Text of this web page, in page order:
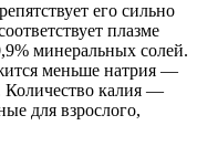
его сильно
плазме
минеральных солей.
меньше натрия —
Количество калия —
для взрослого,